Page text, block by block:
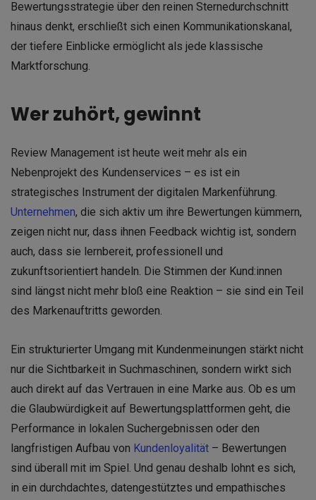
Bewertungsstrategie über den reinen Sternedurchschnitt
hinaus denkt, erschließt sich einen Kommunikationskanal,
der tiefere Einblicke ermöglicht als jede klassische
Marktforschung.
Wer zuhört, gewinnt
Review Management ist heute weit mehr als ein
Nebenprojekt des Kundenservices – es ist ein
strategisches Instrument der digitalen Markenführung.
Unternehmen, die sich aktiv um ihre Bewertungen kümmern,
zeigen nicht nur, dass ihnen Feedback wichtig ist, sondern
auch, dass sie lernbereit, professionell und
zukunftsorientiert handeln. Die Stimmen der Kund:innen
sind längst nicht mehr bloß eine Reaktion – sie sind ein Teil
des Markenauftritts geworden.
Ein strukturierter Umgang mit Kundenmeinungen stärkt nicht
nur die Sichtbarkeit in Suchmaschinen, sondern wirkt sich
auch direkt auf das Vertrauen in eine Marke aus. Ob es um
die Glaubwürdigkeit auf Bewertungsplattformen geht, die
Performance in lokalen Suchergebnissen oder den
langfristigen Aufbau von Kundenloyalität – Bewertungen
sind überall mit im Spiel. Und genau deshalb lohnt es sich,
in ein durchdachtes, datengestütztes und empathisches